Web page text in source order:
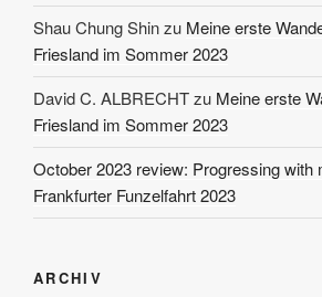
Shau Chung Shinzu Meine erste
Friesland im Sommer 2023
David C. ALBRECHTzu Meine erste
Friesland im Sommer 2023
October 2023 review: Progressing with
Frankfurter Funzelfahrt 2023
ARCHIV